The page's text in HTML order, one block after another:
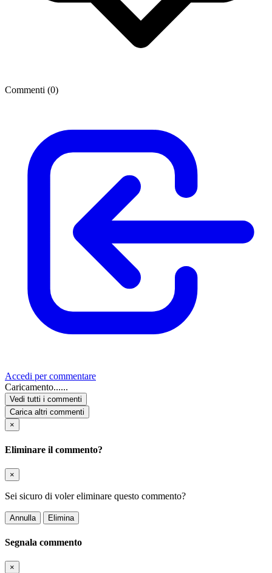
Commenti (0)
Accedi per commentare
Caricamento......
Vedi tutti i commenti
Carica altri commenti
×
Eliminare il commento?
×
Sei sicuro di voler eliminare questo commento?
Annulla Elimina
Segnala commento
×